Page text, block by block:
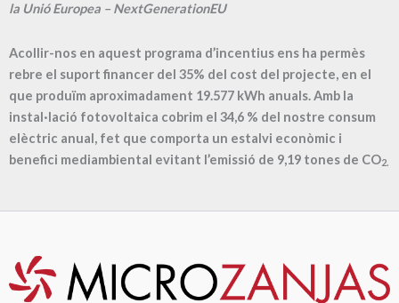
la Unió Europea – NextGenerationEU
Acollir-nos en aquest programa d’incentius ens ha permès
rebre el suport financer del 35% del cost del projecte, en el
que produïm aproximadament 19.577 kWh anuals. Amb la
instal·lació fotovoltaica cobrim el 34,6 % del nostre consum
elèctric anual, fet que comporta un estalvi econòmic i
benefici mediambiental evitant l’emissió de 9,19 tones de CO2.